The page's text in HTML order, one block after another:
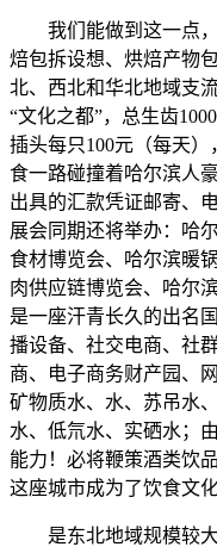
我们能做到这一点，
焙包拆设想、烘焙产物
北、西北和华北地域支
“文化之都”，总生齿
插头每只100元（每天
食一路碰撞着哈尔滨人
出具的汇款凭证邮寄、
展会同期还将举办：哈
食材博览会、哈尔滨暖
肉供应链博览会、哈尔
是一座汗青长久的出名
播设备、社交电商、社
商、电子商务财产园、
矿物质水、水、苏吊水
水、低氘水、实硒水；
能力！必将鞭策酒类饮
这座城市成为了饮食文
是东北地域规模较大